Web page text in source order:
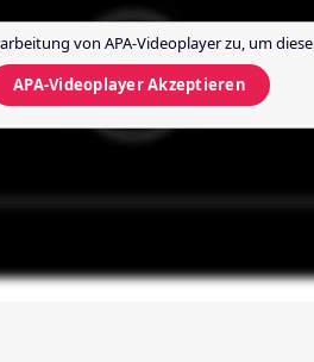
von APA-Videoplayerzu, um
APA-VideoplayerAkzeptieren